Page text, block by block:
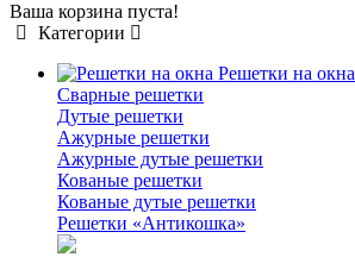
Ваша корзина пуста!
Категории
Решетки на окна
Сварные решетки
Дутые решетки
Ажурные решетки
Ажурные дутые решетки
Кованые решетки
Кованые дутые решетки
Решетки «Антикошка»